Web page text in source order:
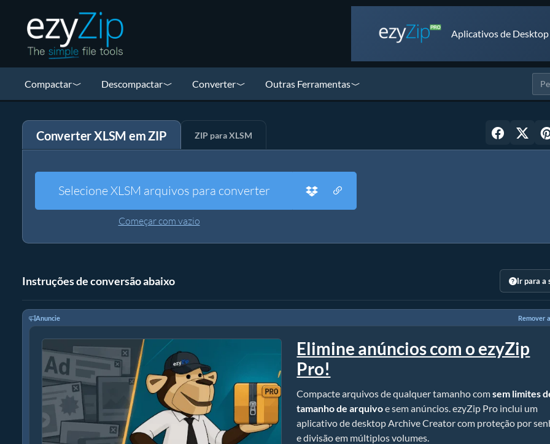
Aplicativos de
Compactar Descompactar Converter Outras Ferramentas
Converter XLSM em ZIP ZIP para XLSM
Selecione XLSM arquivos para converter
Começar com vazio
Instruções de conversão abaixo Ir para a
Anuncie Remover
Elimine anúncios com o ezyZip
Pro!
Compacte arquivos de qualquer tamanho comsem limites
tamanho de arquivoe sem anúncios. ezyZip Pro inclui um
aplicativo de desktop Archive Creator com proteção por
e divisão em múltiplos volumes.